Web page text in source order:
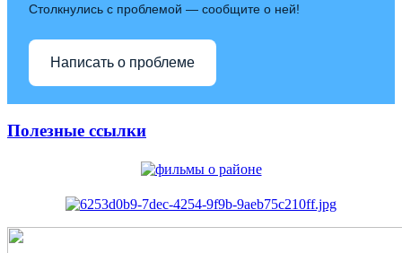
Столкнулись с проблемой — сообщите о ней!
Написать о проблеме
Полезные ссылки